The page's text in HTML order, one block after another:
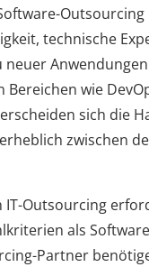
technische
Bereichen wie
sich die
zwischen
IT-Outsourcing
als
Partner